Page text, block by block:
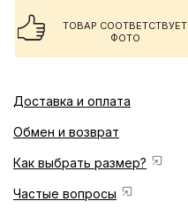
ТОВАР СООТВЕТСТВУЕТ
ФОТО
Доставка и оплата
Обмен и возврат
Как выбрать размер?
Частые вопросы